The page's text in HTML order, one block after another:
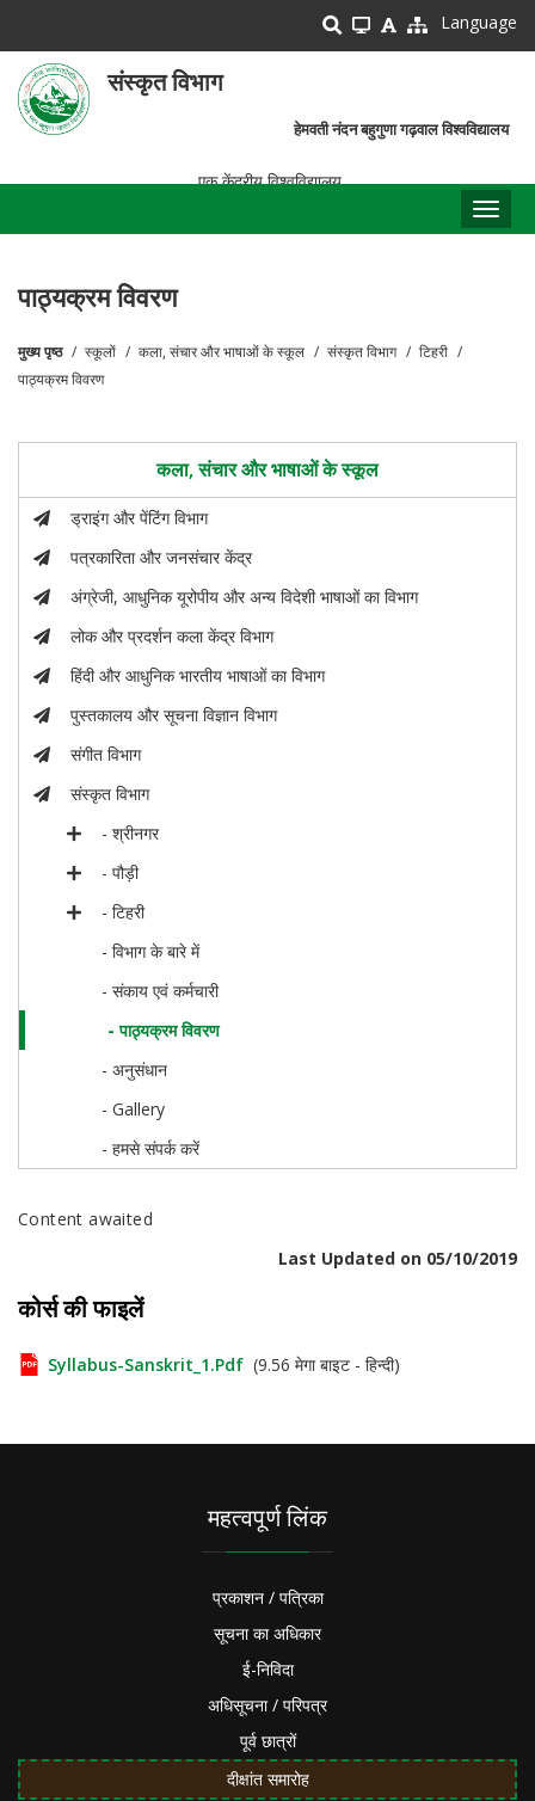
main
content
Language
संस्कृत विभाग
हेमवती नंदन बहुगुणा गढ़वाल विश्वविद्यालय
एक केंद्रीय विश्वविद्यालय
पाठ्यक्रम विवरण
पग
मुख्य पृष्ठ स्कूलों कला, संचार और भाषाओं के स्कूल संस्कृत विभाग
टिहरी
पाठ्यक्रम विवरण
कला, संचार और भाषाओं के स्कूल
ड्राइंग और पेंटिंग विभाग
पत्रकारिता और जनसंचार केंद्र
अंग्रेजी, आधुनिक यूरोपीय और अन्य विदेशी भाषाओं का विभाग
लोक और प्रदर्शन कला केंद्र विभाग
हिंदी और आधुनिक भारतीय भाषाओं का विभाग
पुस्तकालय और सूचना विज्ञान विभाग
संगीत विभाग
संस्कृत विभाग
- श्रीनगर
- पौड़ी
- टिहरी
- विभाग के बारे में
- संकाय एवं कर्मचारी
- पाठ्यक्रम विवरण
- अनुसंधान
- Gallery
- हमसे संपर्क करें
Content awaited
Last Updated on 05/10/2019
कोर्स की फाइलें
Syllabus-Sanskrit_1.pdf (9.56 मेगा बाइट - हिन्दी)
महत्वपूर्ण लिंक
प्रकाशन / पत्रिका
सूचना का अधिकार
ई-निविदा
अधिसूचना / परिपत्र
पूर्व छात्रों
दीक्षांत समारोह